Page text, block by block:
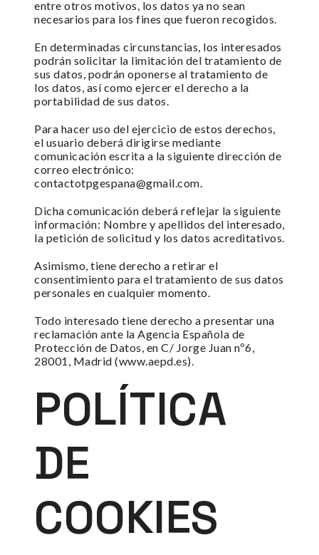
entre otros motivos, los datos ya no sean
necesarios para los fines que fueron recogidos.
En determinadas circunstancias, los interesados
podrán solicitar la limitación del tratamiento de
sus datos, podrán oponerse al tratamiento de
los datos, así como ejercer el derecho a la
portabilidad de sus datos.
Para hacer uso del ejercicio de estos derechos,
el usuario deberá dirigirse mediante
comunicación escrita a la siguiente dirección de
correo electrónico:
contactotpgespana@gmail.com.
Dicha comunicación deberá reflejar la siguiente
información: Nombre y apellidos del interesado,
la petición de solicitud y los datos acreditativos.
Asimismo, tiene derecho a retirar el
consentimiento para el tratamiento de sus datos
personales en cualquier momento.
Todo interesado tiene derecho a presentar una
reclamación ante la Agencia Española de
Protección de Datos, en C/ Jorge Juan nº6,
28001, Madrid (www.aepd.es).
POLÍTICA
DE
COOKIES